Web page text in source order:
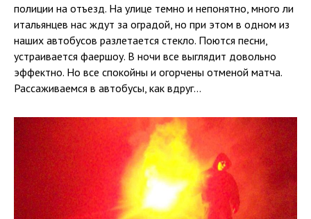
полиции на отъезд. На улице темно и непонятно, много ли
итальянцев нас ждут за оградой, но при этом в одном из
наших автобусов разлетается стекло. Поются песни,
устраивается фаершоу. В ночи все выглядит довольно
эффектно. Но все спокойны и огорчены отменой матча.
Рассаживаемся в автобусы, как вдруг…